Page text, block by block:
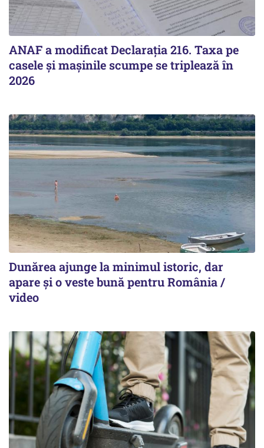
ANAF a modificat Declarația 216. Taxa pe
casele și mașinile scumpe se triplează în
2026
Dunărea ajunge la minimul istoric, dar
apare și o veste bună pentru România /
video